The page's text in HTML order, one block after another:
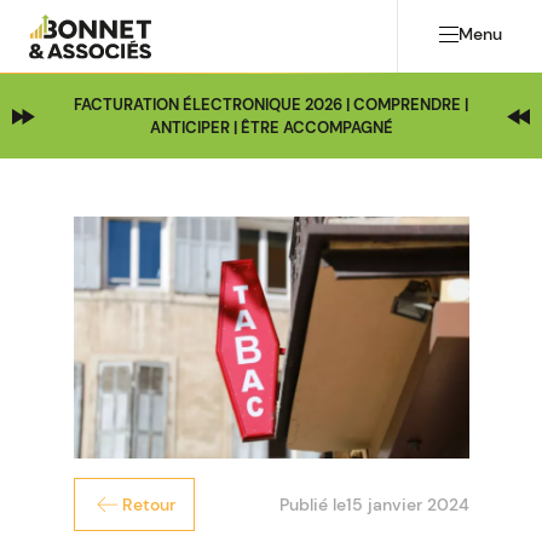
Menu
FACTURATION ÉLECTRONIQUE 2026 | COMPRENDRE |
ANTICIPER | ÊTRE ACCOMPAGNÉ
Retour Publié le15 janvier 2024